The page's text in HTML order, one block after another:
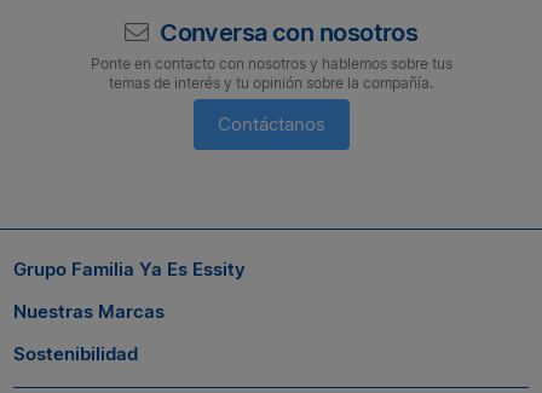
Conversa con nosotros
Ponte en contacto con nosotros y hablemos sobre tus
temas de interés y tu opinión sobre la compañía.
Contáctanos
Si quieres seguir conectado con nosotros, suscríbete al boletín
de Grupo Familia® y entérate a tiempo de las novedades.
Grupo Familia Ya Es Essity
Nuestras Marcas
Sostenibilidad